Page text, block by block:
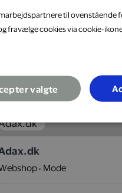
Mode
til ovenstående
fravælge cookies via cookie-
valgte